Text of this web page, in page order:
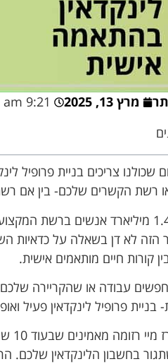
מרץ 13, 2025
9:21 am
שכולנו צריכים בניית פרופיל
רשת הקשרים שלכם- בין אם
הזה לא דן בשאלה על כדאיות
קורות חיים מותאמים אישית.
עבודה או שהקריירה
בניית פרופיל לינקדאין פעיל
בחשבון הלינקדאין שלכם.